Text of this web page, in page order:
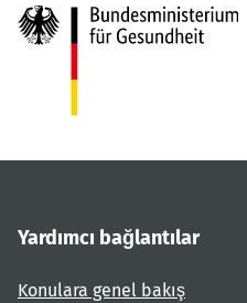
Yardımcı bağlantılar
Konulara genel bakış